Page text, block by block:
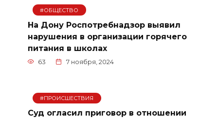
#ОБЩЕСТВО
На Дону Роспотребнадзор выявил
нарушения в организации горячего
питания в школах
63 7 ноября, 2024
#ПРОИСШЕСТВИЯ
Суд огласил приговор в отношении